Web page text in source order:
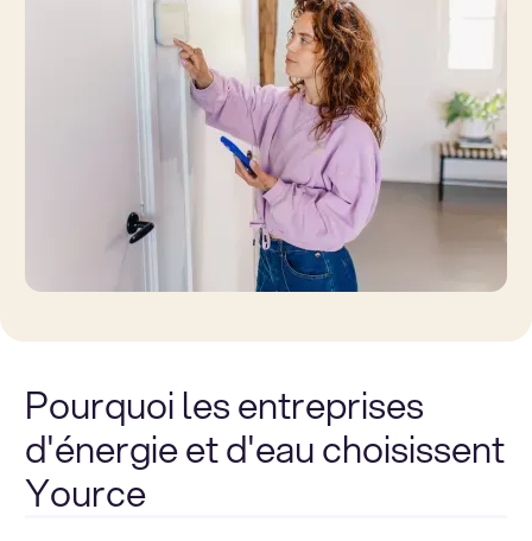
Pourquoi les entreprises
d'énergie et d'eau choisissent
Yource